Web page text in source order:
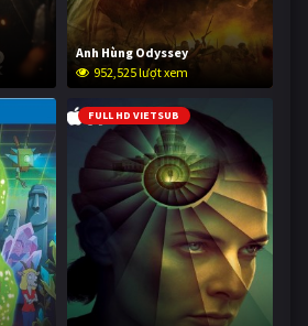
Anh Hùng Odyssey
952,525 lượt xem
FULL HD VIETSUB